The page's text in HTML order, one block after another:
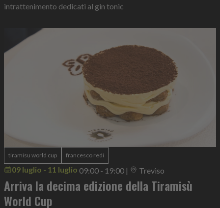
intrattenimento dedicati al gin tonic
tiramisu world cup francesco redi
09 luglio - 11 luglio 09:00 - 19:00 | Treviso
Arriva la decima edizione della Tiramisù
World Cup